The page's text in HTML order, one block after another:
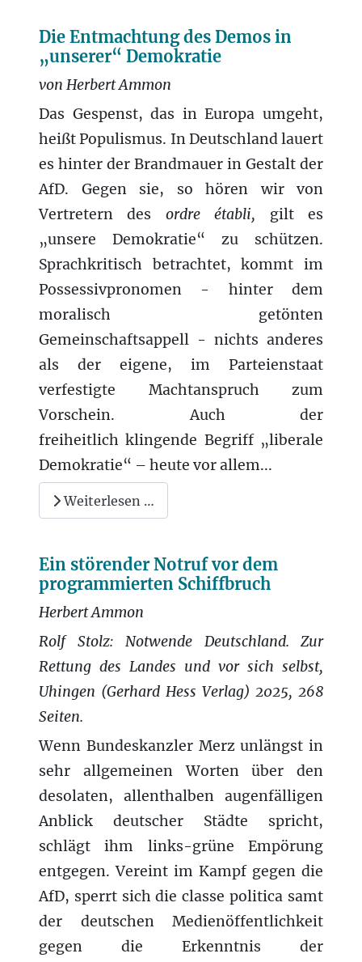
Die Entmachtung des Demos in
„unserer“ Demokratie
von Herbert Ammon
Das Gespenst, das in Europa umgeht,
heißt Populismus. In Deutschland lauert
es hinter der Brandmauer in Gestalt der
AfD. Gegen sie, so hören wir von
Vertretern
des ordre établi, gilt es
„unsere Demokratie“ zu schützen.
Sprachkritisch betrachtet, kommt im
Possessivpronomen - hinter dem
moralisch getönten
Gemeinschaftsappell - nichts anderes
als der eigene, im Parteienstaat
verfestigte Machtanspruch zum
Vorschein. Auch der
freiheitlich klingende Begriff „liberale
Demokratie“ – heute vor allem...
Weiterlesen …
Ein störender Notruf vor dem
programmierten Schiffbruch
Herbert Ammon
Rolf Stolz: Notwende Deutschland. Zur
Rettung des Landes und vor sich selbst,
Uhingen (Gerhard Hess Verlag) 2025, 268
Seiten.
Wenn Bundeskanzler Merz unlängst in
sehr allgemeinen Worten über den
desolaten, allenthalben augenfälligen
Anblick deutscher Städte spricht,
schlägt ihm links-grüne Empörung
entgegen. Vereint im Kampf gegen die
AfD, sperrt sich die classe politica samt
der deutschen Medienöffentlichkeit
gegen die Erkenntnis der